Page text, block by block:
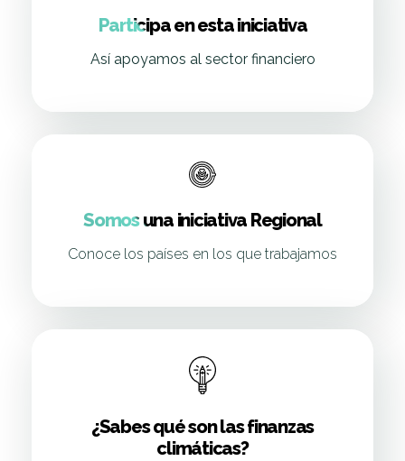
Participa en esta iniciativa
Así apoyamos al sector financiero
Somos una iniciativa Regional
Conoce los países en los que trabajamos
¿Sabes qué son las finanzas
climáticas?